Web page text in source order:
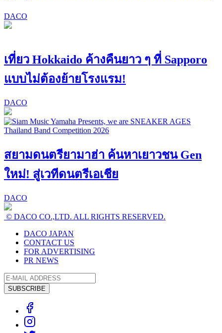
DACO
เที่ยว Hokkaido ค้างคืนยาว ๆ ที่ Sapporo
แบบไม่ต้องย้ายโรงแรม!
DACO
สยามดนตรียามาฮ่า ค้นหาเยาวชน Gen
ใหม่! สู่เวทีดนตรีเอเชีย
DACO
© DACO CO.,LTD. ALL RIGHTS RESERVED.
DACO JAPAN
CONTACT US
FOR ADVERTISING
PR NEWS